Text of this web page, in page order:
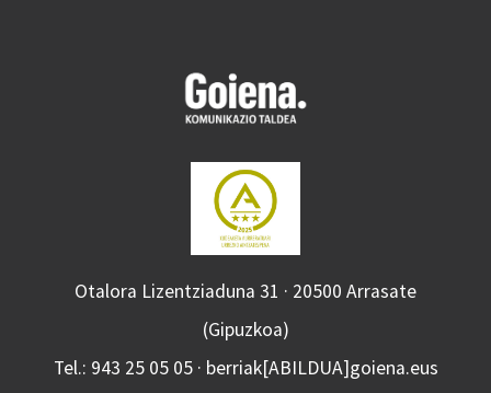
Otalora Lizentziaduna 31 · 20500 Arrasate
(Gipuzkoa)
Tel.: 943 25 05 05 · berriak[ABILDUA]goiena.eus